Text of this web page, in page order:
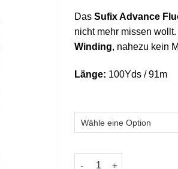
Das Sufix Advance
nicht mehr missen
Winding, nahezu kein
Länge: 100Yds / 91m
Sufix Advance